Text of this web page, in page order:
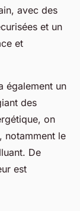
avec des
et un
et
également un
des
on
notamment le
De
est